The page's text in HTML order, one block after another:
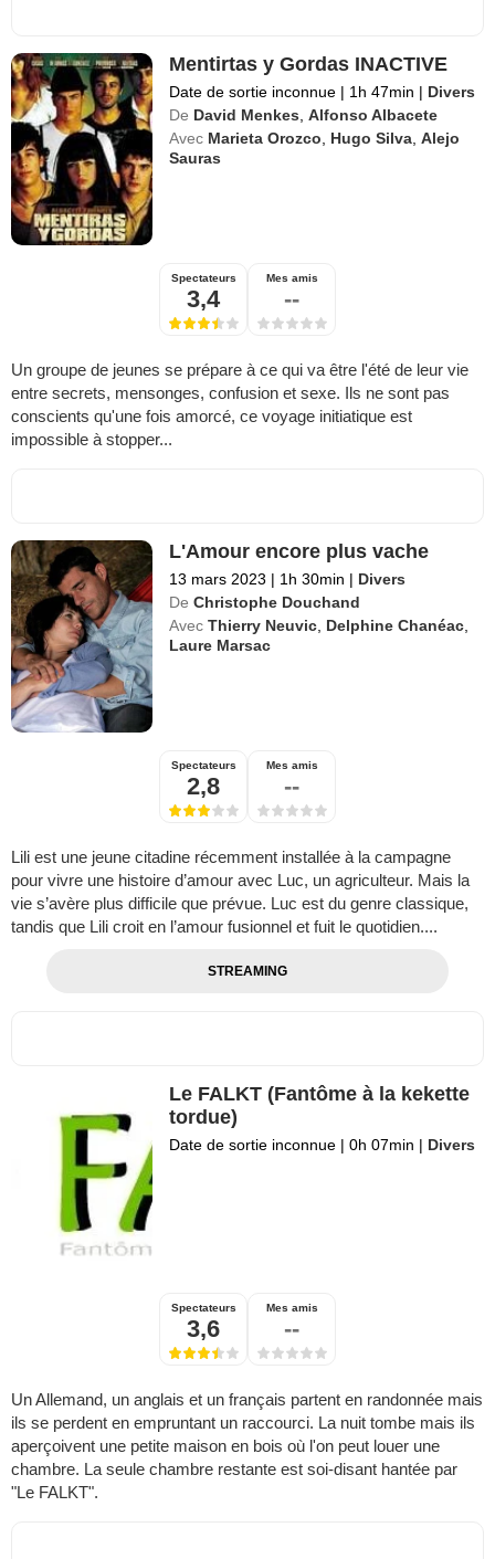
Mentirtas y Gordas INACTIVE
Date de sortie inconnue | 1h 47min | Divers
De David Menkes ,Alfonso Albacete
Avec Marieta Orozco Hugo Silva ,Alejo
Sauras
Spectateurs
3,4
Mes amis
--
Un groupe de jeunes se prépare à ce qui va être l'été de leur vie
entre secrets, mensonges, confusion et sexe. Ils ne sont pas
conscients qu'une fois amorcé, ce voyage initiatique est
impossible à stopper...
L'Amour encore plus vache
13 mars 2023 | 1h 30min | Divers
De Christophe Douchand
Avec Thierry Neuvic Delphine Chanéac
Laure Marsac
Spectateurs
2,8
Mes amis
--
Lili est une jeune citadine récemment installée à la campagne
pour vivre une histoire d’amour avec Luc, un agriculteur. Mais la
vie s’avère plus difficile que prévue. Luc est du genre classique,
tandis que Lili croit en l’amour fusionnel et fuit le quotidien....
STREAMING
Le FALKT (Fantôme à la kekette
tordue)
Date de sortie inconnue | 0h 07min | Divers
Spectateurs
3,6
Mes amis
--
Un Allemand, un anglais et un français partent en randonnée mais
ils se perdent en empruntant un raccourci. La nuit tombe mais ils
aperçoivent une petite maison en bois où l'on peut louer une
chambre. La seule chambre restante est soi-disant hantée par
"Le FALKT".